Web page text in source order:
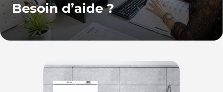
Besoin d’aide ?